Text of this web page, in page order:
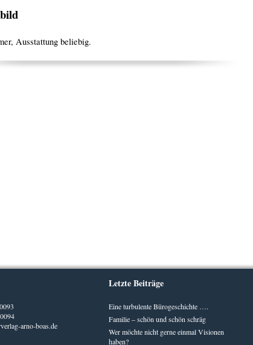
Ausstattung beliebig.
arno-boas.de
Letzte Beiträge
Eine turbulente Bürogeschichte ….
Familie – schön und schön schräg
Wer möchte nicht gerne einmal Visionen
haben?